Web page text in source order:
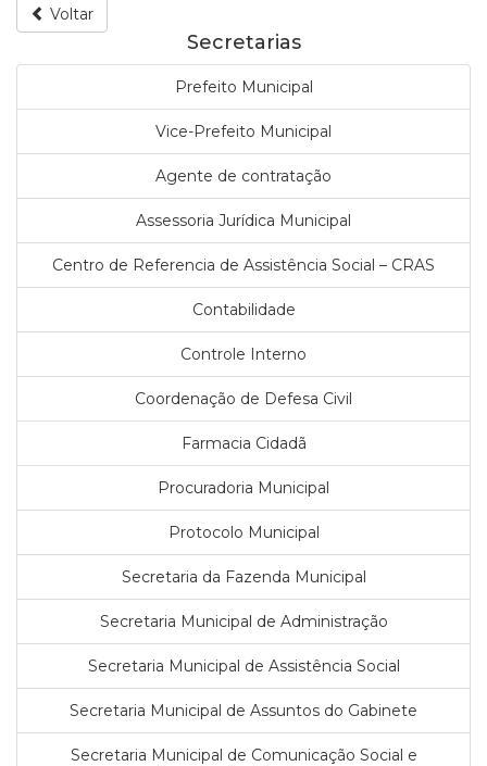
Voltar
Secretarias
Prefeito Municipal
Vice-Prefeito Municipal
Agente de contratação
Assessoria Jurídica Municipal
Centro de Referencia de Assistência Social – CRAS
Contabilidade
Controle Interno
Coordenação de Defesa Civil
Farmacia Cidadã
Procuradoria Municipal
Protocolo Municipal
Secretaria da Fazenda Municipal
Secretaria Municipal de Administração
Secretaria Municipal de Assistência Social
Secretaria Municipal de Assuntos do Gabinete
Secretaria Municipal de Comunicação Social e